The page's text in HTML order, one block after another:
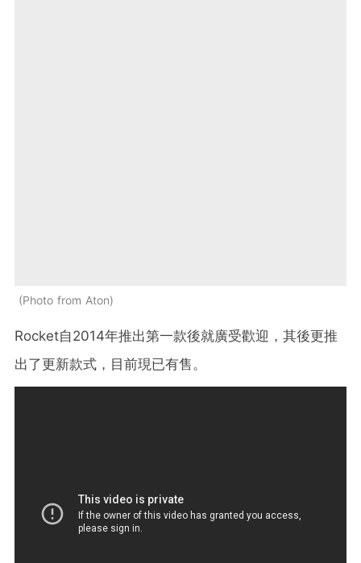
Photo from Aton
Rocket自2014年推出第一款後就廣受歡迎，其後更推
出了更新款式，目前現已有售。